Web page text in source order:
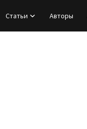
Статьи Авторы